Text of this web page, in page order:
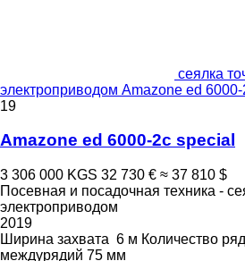
сеялка
электроприводом Amazone ed 6000-
19
Amazone ed 6000-2c special
3 306 000 KGS 32 730 € ≈ 37 810 $
Посевная и посадочная техника -
электроприводом
2019
Ширина захвата 6 м Количество
междурядий 75 мм